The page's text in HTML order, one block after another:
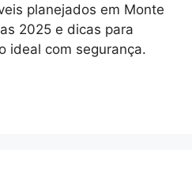
planejados em Monte
2025 e dicas para
ideal com segurança.